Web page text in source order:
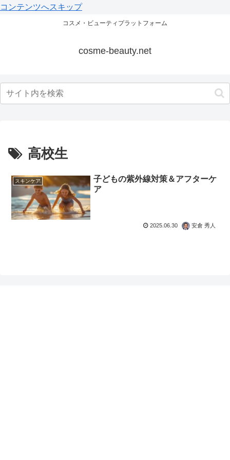
コンテンツへスキップ
コスメ・ビューティプラットフォーム
cosme-beauty.net
高校生
スキンケア
子どもの紫外線対策＆アフターケ
ア
2025.06.30 安倉 秀人